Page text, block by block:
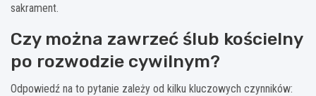
sakrament.
Czy można zawrzeć ślub kościelny
po rozwodzie cywilnym?
Odpowiedź na to pytanie zależy od kilku kluczowych czynników: